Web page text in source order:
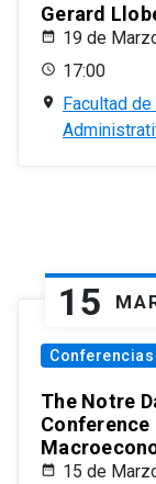
Gerard
19 de
17:00
Facultad
15
Conferencias
The Notre
Conference
15 de